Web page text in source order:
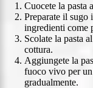
Cuocete la pasta
Preparate il sugo
ingredienti come
Scolate la pasta
cottura.
Aggiungete la
fuoco vivo per
gradualmente.